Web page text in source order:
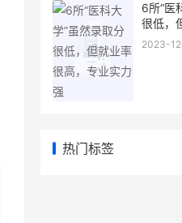
6所“医
很低，
业实力强
2023-
热门标签